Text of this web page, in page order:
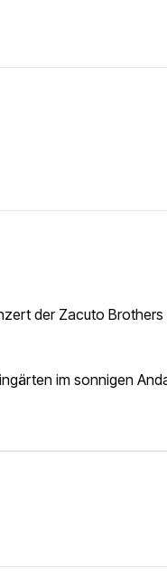
der Zacuto
im sonnigen